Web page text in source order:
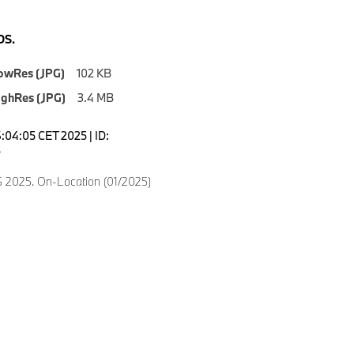
(JPG)
102 KB
(JPG)
3.4 MB
CET 2025 | ID:
2025. On-Location (01/2025)